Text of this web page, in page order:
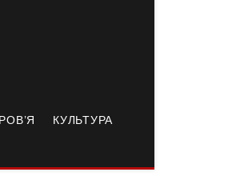
КУЛЬТУРА